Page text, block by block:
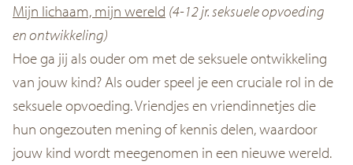
Mijn lichaam, mijn wereld (4-12 jr. seksuele opvoeding
en ontwikkeling)
Hoe ga jij als ouder om met de seksuele ontwikkeling
van jouw kind? Als ouder speel je een cruciale rol in de
seksuele opvoeding. Vriendjes en vriendinnetjes die
hun ongezouten mening of kennis delen, waardoor
jouw kind wordt meegenomen in een nieuwe wereld.